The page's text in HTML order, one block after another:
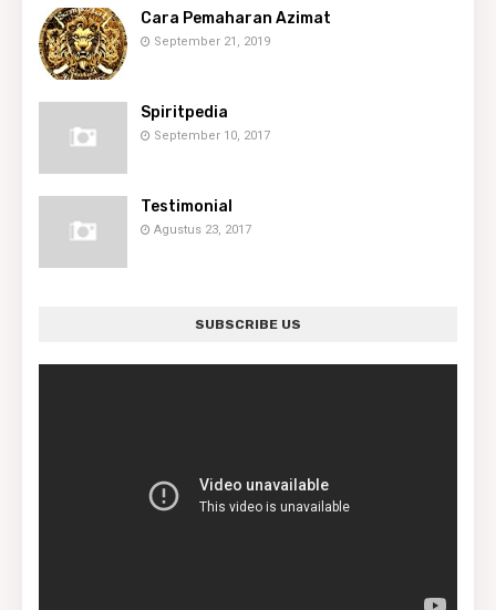
Cara Pemaharan Azimat
September 21, 2019
Spiritpedia
September 10, 2017
Testimonial
Agustus 23, 2017
SUBSCRIBE US